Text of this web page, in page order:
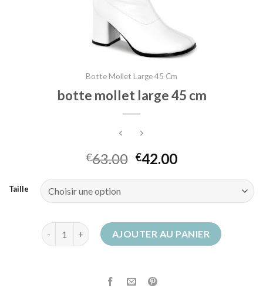
Botte Mollet Large 45 Cm
botte mollet large 45 cm
€63.00 €42.00
Taille
quantité de botte mollet large 45 cm
AJOUTER AU PANIER